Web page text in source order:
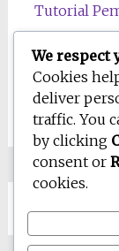
Tutorial
Wawasan
Wellness
We respect
Cookies
deliver
traffic. You
by clicking
consent or
cookies.